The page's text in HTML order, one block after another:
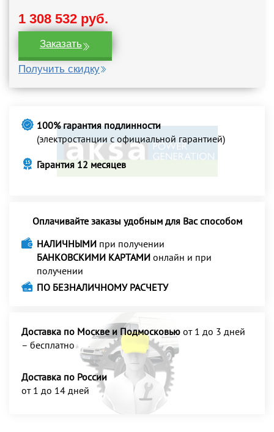
1 308 532 руб.
Заказать
Получить скидку
100% гарантия подлинности
(электростанции с официальной гарантией)
Гарантия 12 месяцев
Оплачивайте заказы удобным для Вас способом
НАЛИЧНЫМИ при получении
БАНКОВСКИМИ КАРТАМИ онлайн и при
получении
ПО БЕЗНАЛИЧНОМУ РАСЧЕТУ
Доставка по Москве и Подмосковью от 1 до 3 дней
– бесплатно
Доставка по России
от 1 до 14 дней